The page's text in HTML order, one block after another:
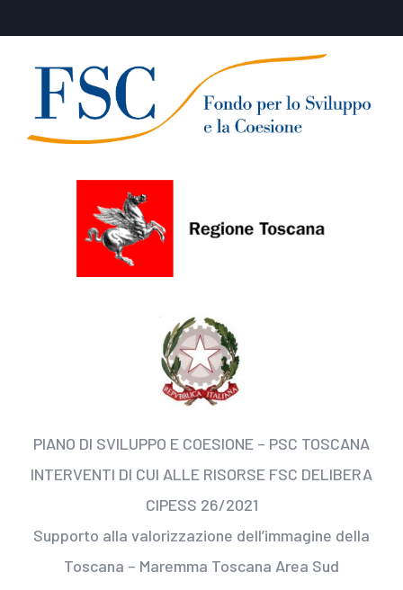
PIANO DI SVILUPPO E COESIONE – PSC TOSCANA
INTERVENTI DI CUI ALLE RISORSE FSC DELIBERA
CIPESS 26/2021
Supporto alla valorizzazione dell’immagine della
Toscana – Maremma Toscana Area Sud